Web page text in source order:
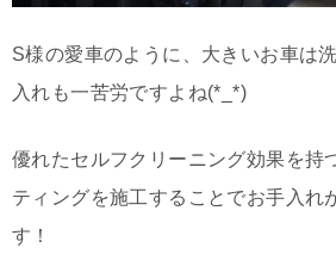
S様の愛車のように、大きいお車は
入れも一苦労ですよね(*_*)
優れたセルフクリーニング効果を持
ティングを施工することでお手入れ
す！